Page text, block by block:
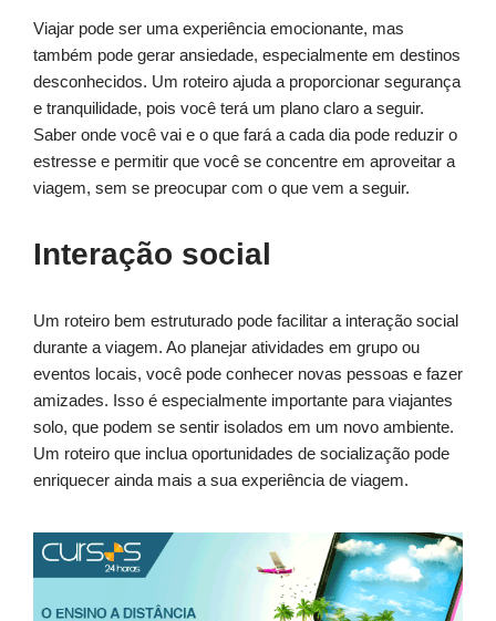
Viajar pode ser uma experiência emocionante, mas
também pode gerar ansiedade, especialmente em destinos
desconhecidos. Um roteiro ajuda a proporcionar segurança
e tranquilidade, pois você terá um plano claro a seguir.
Saber onde você vai e o que fará a cada dia pode reduzir o
estresse e permitir que você se concentre em aproveitar a
viagem, sem se preocupar com o que vem a seguir.
Interação social
Um roteiro bem estruturado pode facilitar a interação social
durante a viagem. Ao planejar atividades em grupo ou
eventos locais, você pode conhecer novas pessoas e fazer
amizades. Isso é especialmente importante para viajantes
solo, que podem se sentir isolados em um novo ambiente.
Um roteiro que inclua oportunidades de socialização pode
enriquecer ainda mais a sua experiência de viagem.